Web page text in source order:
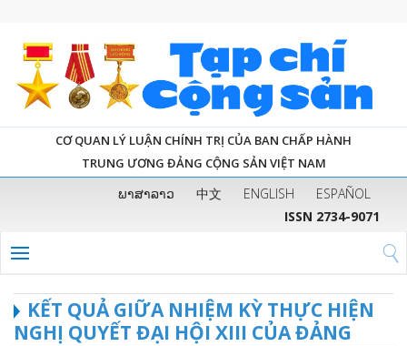
CƠ QUAN LÝ LUẬN CHÍNH TRỊ CỦA BAN CHẤP HÀNH
TRUNG ƯƠNG ĐẢNG CỘNG SẢN VIỆT NAM
ພາສາລາວ 中文 ENGLISH
ESPAÑOL
ISSN 2734-9071
KẾT QUẢ GIỮA NHIỆM KỲ THỰC HIỆN
NGHỊ QUYẾT ĐẠI HỘI XIII CỦA ĐẢNG